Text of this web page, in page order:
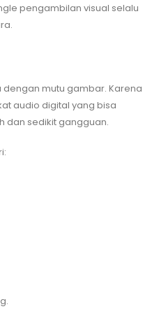
pengambilan visual selalu
mutu gambar. Karena
audio digital yang bisa
dan sedikit gangguan.